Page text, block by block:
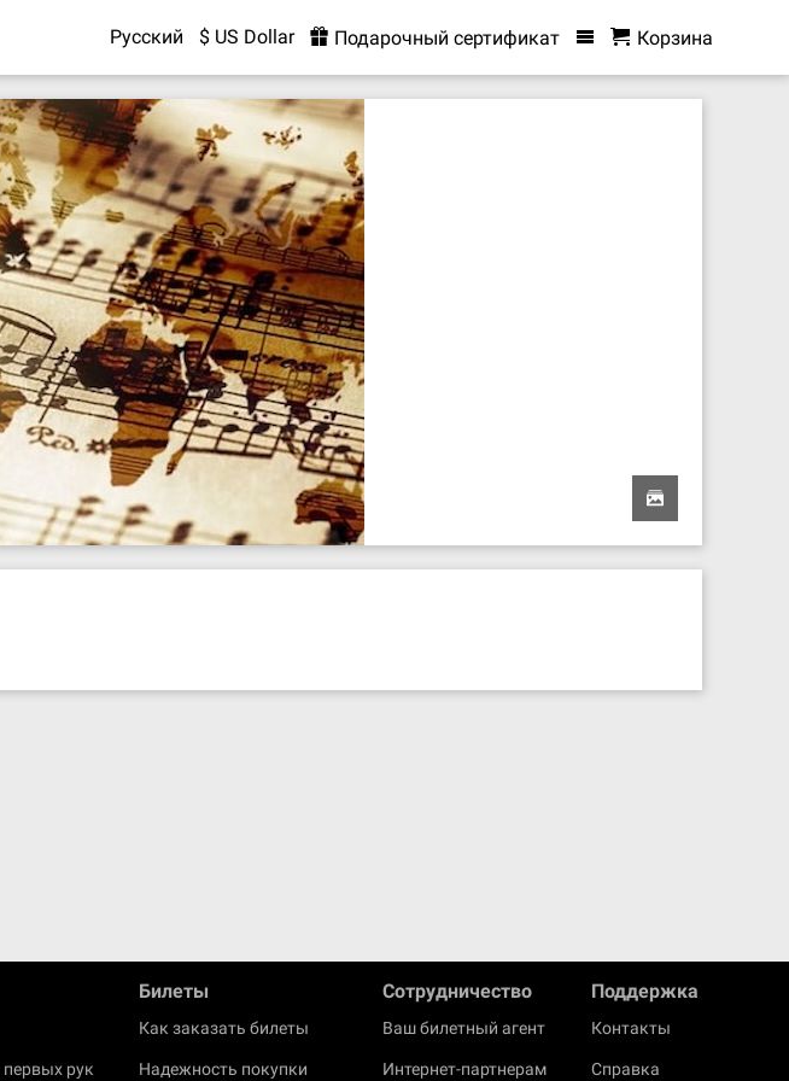
Русский $ US Dollar Подарочный сертификат Корзина
рук
Билеты
Как заказать билеты
Надежность покупки
Cотрудничество
Ваш билетный агент
Интернет-партнерам
Поддержка
Контакты
Справка